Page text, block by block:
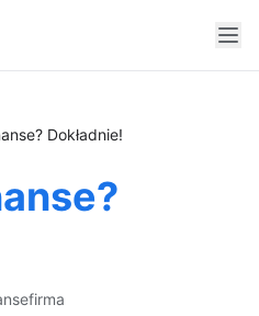
Dokładnie!
firma